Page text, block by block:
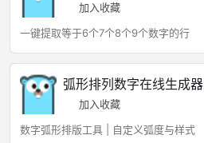
加入收藏
一键提取等于6个7个8个9个数字的行
弧形排列数字在线生成器
加入收藏
数字弧形排版工具 | 自定义弧度与样式